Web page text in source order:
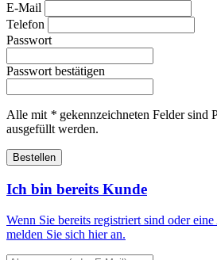
E-Mail
Telefon
Passwort
Passwort bestätigen
Alle mit * gekennzeichneten Felder sind
ausgefüllt werden.
Bestellen
Ich bin bereits Kunde
Wenn Sie bereits registriert sind oder
melden Sie sich hier an.